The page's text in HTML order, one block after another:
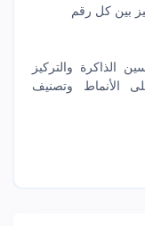
بين كل رقم
الذاكرة والتركيز
الأنماط وتصنيف